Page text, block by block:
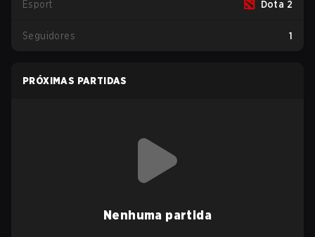
Esport Dota 2
Seguidores 1
PRÓXIMAS PARTIDAS
Nenhuma partida